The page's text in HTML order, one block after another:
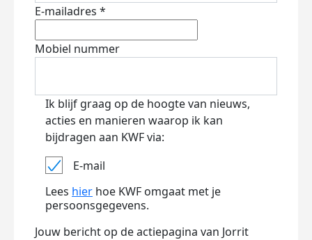
E-mailadres *
Mobiel nummer
Ik blijf graag op de hoogte van nieuws,
acties en manieren waarop ik kan
bijdragen aan KWF via:
E-mail
Lees hier hoe KWF omgaat met je
persoonsgegevens.
Jouw bericht op de actiepagina van Jorrit